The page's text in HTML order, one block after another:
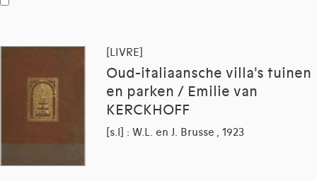
[LIVRE]
Oud-italiaansche villa's tuinen
en parken / Emilie van
KERCKHOFF
[s.l] : W.L. en J. Brusse , 1923